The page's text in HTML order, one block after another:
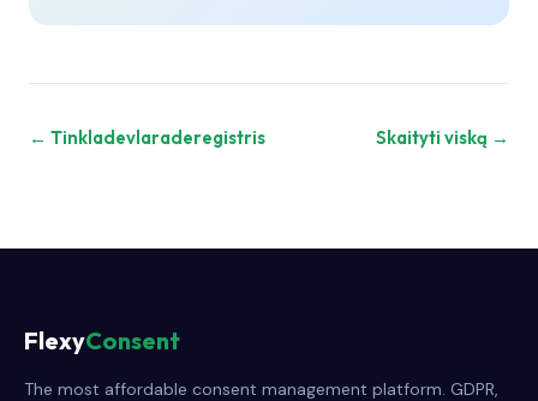
← Tinkladevlaraderegistris Skaityti viską →
FlexyConsent
The most affordable consent management platform. GDPR,